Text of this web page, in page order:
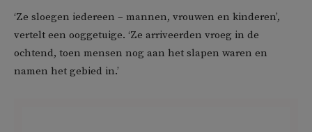
‘Ze sloegen iedereen – mannen, vrouwen en kinderen’,
vertelt een ooggetuige. ‘Ze arriveerden vroeg in de
ochtend, toen mensen nog aan het slapen waren en
namen het gebied in.’